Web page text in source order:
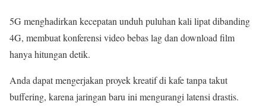
5G menghadirkan kecepatan unduh puluhan kali lipat dibanding
4G, membuat konferensi video bebas lag dan download film
hanya hitungan detik.
Anda dapat mengerjakan proyek kreatif di kafe tanpa takut
buffering, karena jaringan baru ini mengurangi latensi drastis.